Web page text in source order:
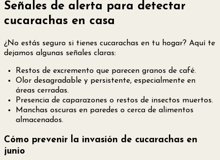
Señales de alerta para detectar
cucarachas en casa
¿No estás seguro si tienes cucarachas en tu hogar? Aquí te
dejamos algunas señales claras:
Restos de excremento que parecen granos de café.
Olor desagradable y persistente, especialmente en
áreas cerradas.
Presencia de caparazones o restos de insectos muertos.
Manchas oscuras en paredes o cerca de alimentos
almacenados.
Cómo prevenir la invasión de cucarachas en
junio